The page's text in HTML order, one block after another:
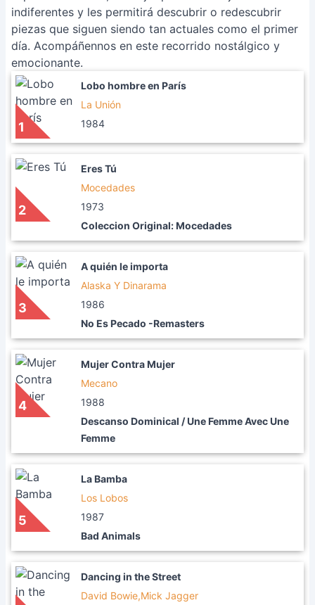
indiferentes y les permitirá descubrir o redescubrir
piezas que siguen siendo tan actuales como el primer
día. Acompáñennos en este recorrido nostálgico y
emocionante.
1
Lobo hombre en París
La Unión
1984
2
Eres Tú
Mocedades
1973
Coleccion Original: Mocedades
3
A quién le importa
Alaska Y Dinarama
1986
No Es Pecado -Remasters
4
Mujer Contra Mujer
Mecano
1988
Descanso Dominical / Une Femme Avec Une
Femme
5
La Bamba
Los Lobos
1987
Bad Animals
Dancing in the Street
David Bowie,Mick Jagger